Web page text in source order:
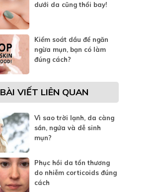
dưới da cũng thổi bay!
Kiểm soát dầu để ngăn
ngừa mụn, bạn có làm
đúng cách?
BÀI VIẾT LIÊN QUAN
Vì sao trời lạnh, da càng
sần, ngứa và dễ sinh
mụn?
Phục hồi da tổn thương
do nhiễm corticoids đúng
cách